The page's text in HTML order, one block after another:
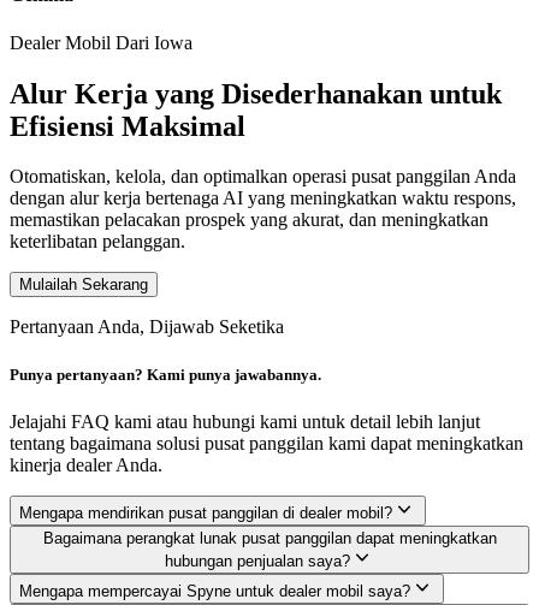
Dealer Mobil Dari Iowa
Alur Kerja yang Disederhanakan untuk
Efisiensi Maksimal
Otomatiskan, kelola, dan optimalkan operasi pusat panggilan Anda
dengan alur kerja bertenaga AI yang meningkatkan waktu respons,
memastikan pelacakan prospek yang akurat, dan meningkatkan
keterlibatan pelanggan.
Mulailah Sekarang
Pertanyaan Anda, Dijawab Seketika
Punya pertanyaan? Kami punya jawabannya.
Jelajahi FAQ kami atau hubungi kami untuk detail lebih lanjut
tentang bagaimana solusi pusat panggilan kami dapat meningkatkan
kinerja dealer Anda.
Mengapa mendirikan pusat panggilan di dealer mobil?
Bagaimana perangkat lunak pusat panggilan dapat meningkatkan
hubungan penjualan saya?
Mengapa mempercayai Spyne untuk dealer mobil saya?